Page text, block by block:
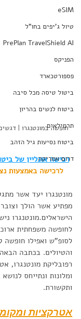
eSIM
טיול ג'יפים בחו"ל
PrePlan TravelShield AI
הפניקס
פספורטכארד
ביטול טיסה מכל סיבה
ביטוח לנשים בהריון
תרמילאים
ביטוח נסיעות גיל הזהב
דרום אמריקה
חופשה במונטנגרו |
רכישה אונליין של
לרכישה באמצעות
מונטנגרו יעד אשר
מפתיע אשר הולך
הישראלים.מונטנגרו
לחופשה משפחתית
לסופ"ש ואפילו חופשה
והטיולים. בכתבה
רפובליקת מונטנגרו,
ומלונות ונתייחס
ותקשורת.
אטרקציות